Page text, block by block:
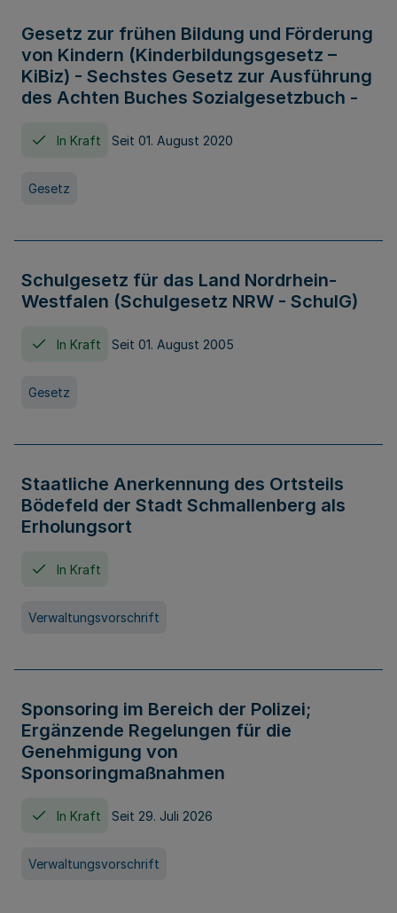
Gesetz zur frühen Bildung und Förderung
von Kindern (Kinderbildungsgesetz –
KiBiz) - Sechstes Gesetz zur Ausführung
des Achten Buches Sozialgesetzbuch -
In Kraft Seit 01. August 2020
Gesetz
Schulgesetz für das Land Nordrhein-
Westfalen (Schulgesetz NRW - SchulG)
In Kraft Seit 01. August 2005
Gesetz
Staatliche Anerkennung des Ortsteils
Bödefeld der Stadt Schmallenberg als
Erholungsort
In Kraft
Verwaltungsvorschrift
Sponsoring im Bereich der Polizei;
Ergänzende Regelungen für die
Genehmigung von
Sponsoringmaßnahmen
In Kraft Seit 29. Juli 2026
Verwaltungsvorschrift